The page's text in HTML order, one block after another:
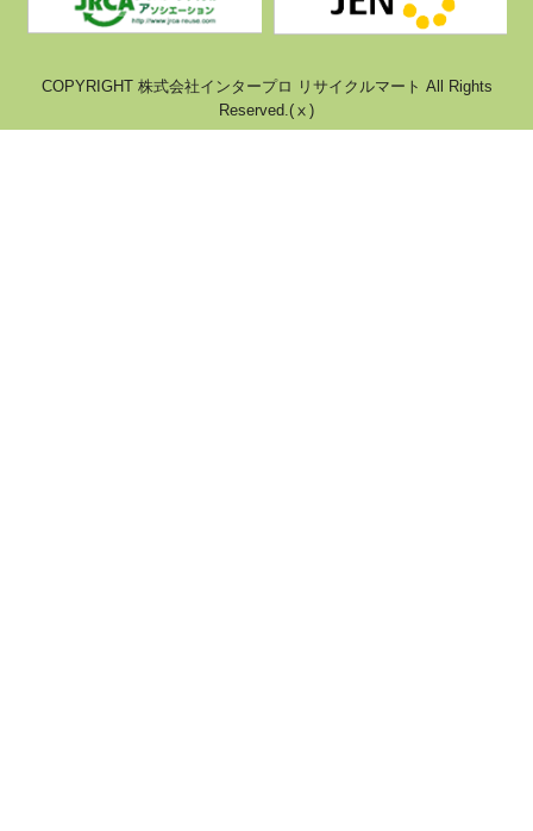
COPYRIGHT 株式会社インタープロ リサイクルマート All Rights
Reserved.(ⅹ)